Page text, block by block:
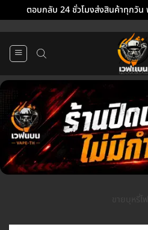
ตอบกลับ 24 ชั่วโมงส่งสินค้าทุกวั